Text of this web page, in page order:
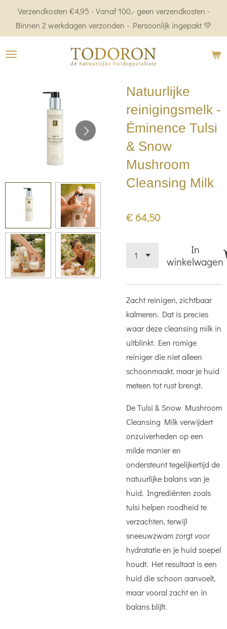
direct
de
Verzendkosten €4,95 - Vanaf 100,- geen verzendkosten -
Binnen 2 werkdagen verzonden - Persoonlijk ingepakt 💛
Natuurlijke
reinigingsmelk -
Éminence Tulsi
& Snow
Mushroom
Cleansing Milk
€ 64,50
In
winkelwagen
Zacht reinigen, zichtbaar
kalmeren. Dat is precies
waar deze cleansing milk in
uitblinkt. Een romige
reiniger die niet alleen
schoonmaakt, maar je huid
meteen tot rust brengt.
De Tulsi & Snow Mushroom
Cleansing Milk verwijdert
onzuiverheden op een
milde manier en
ondersteunt tegelijkertijd de
natuurlijke balans van je
huid. Ingrediënten zoals
tulsi helpen roodheid te
verzachten, terwijl
sneeuwzwam zorgt voor
hydratatie en je huid soepel
houdt. Het resultaat is een
huid die schoon aanvoelt,
maar vooral zacht en in
balans blijft.